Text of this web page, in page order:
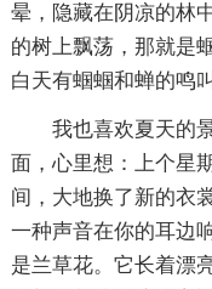
晕，隐藏在阴凉的林
的树上飘荡，那就是
白天有蝈蝈和蝉的鸣
我也喜欢夏天的景
面，心里想：上个星
间，大地换了新的衣
一种声音在你的耳边
是兰草花。它长着漂